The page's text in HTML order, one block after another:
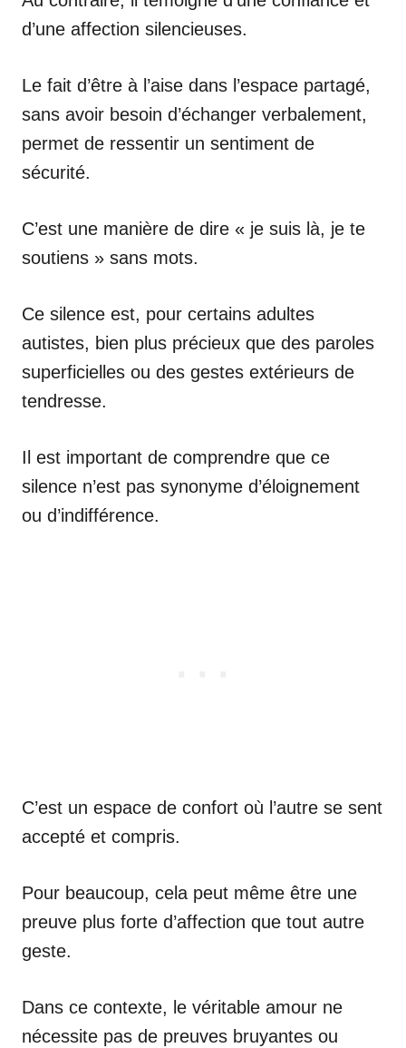
d’une affection silencieuses.
Le fait d’être à l’aise dans l’espace partagé,
sans avoir besoin d’échanger verbalement,
permet de ressentir un sentiment de
sécurité.
C’est une manière de dire « je suis là, je te
soutiens » sans mots.
Ce silence est, pour certains adultes
autistes, bien plus précieux que des paroles
superficielles ou des gestes extérieurs de
tendresse.
Il est important de comprendre que ce
silence n’est pas synonyme d’éloignement
ou d’indifférence.
C’est un espace de confort où l’autre se sent
accepté et compris.
Pour beaucoup, cela peut même être une
preuve plus forte d’affection que tout autre
geste.
Dans ce contexte, le véritable amour ne
nécessite pas de preuves bruyantes ou